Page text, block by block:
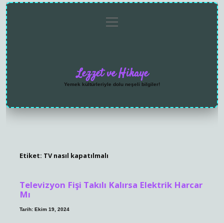
menüyü
aç
Lezzet ve Hikaye
Yemek kültürleriyle dolu neşeli bilgiler!
Etiket: TV nasıl kapatılmalı
Televizyon Fişi Takılı Kalırsa Elektrik Harcar
Mı
Tarih: Ekim 19, 2024